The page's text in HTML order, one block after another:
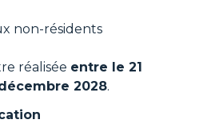
non-résidents
réalisée entre le 21
2028.